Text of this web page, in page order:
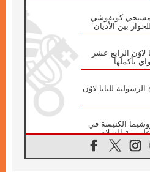
مسيحي كونفوشي
بين الأديان
لاوُن الرابع عشر
بأكملها
الرسولية للبابا لاوُن
لحادثة هيروشيما الكنيسة في
البابا ستعزز